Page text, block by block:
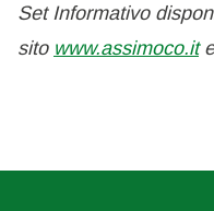
Set Informativo
sito www.assimoco.ite